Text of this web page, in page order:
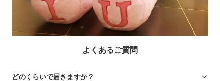
よくあるご質問
どのくらいで届きますか？